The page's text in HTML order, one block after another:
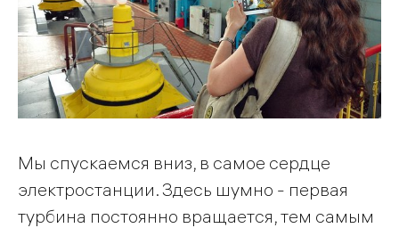
Мы спускаемся вниз, в самое сердце
электростанции. Здесь шумно - первая
турбина постоянно вращается, тем самым